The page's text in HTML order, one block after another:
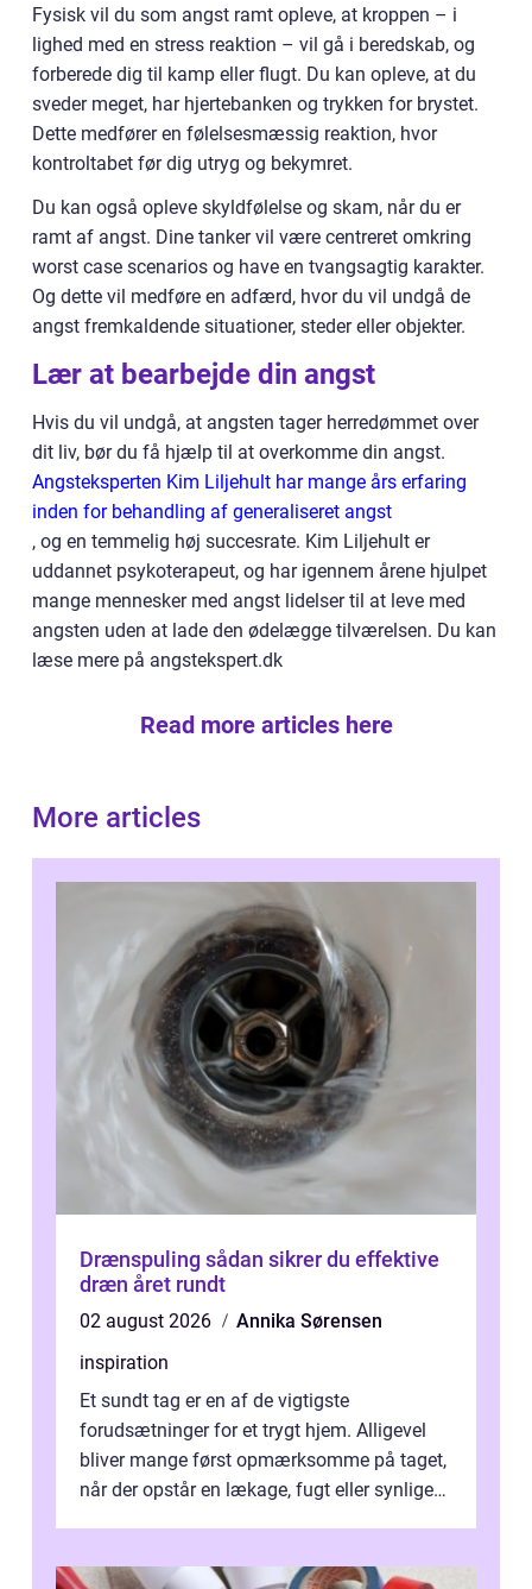
Fysisk vil du som angst ramt opleve, at kroppen – i
lighed med en stress reaktion – vil gå i beredskab, og
forberede dig til kamp eller flugt. Du kan opleve, at du
sveder meget, har hjertebanken og trykken for brystet.
Dette medfører en følelsesmæssig reaktion, hvor
kontroltabet før dig utryg og bekymret.
Du kan også opleve skyldfølelse og skam, når du er
ramt af angst. Dine tanker vil være centreret omkring
worst case scenarios og have en tvangsagtig karakter.
Og dette vil medføre en adfærd, hvor du vil undgå de
angst fremkaldende situationer, steder eller objekter.
Lær at bearbejde din angst
Hvis du vil undgå, at angsten tager herredømmet over
dit liv, bør du få hjælp til at overkomme din angst.
Angsteksperten Kim Liljehult har mange års erfaring
inden for behandling af generaliseret angst
, og en temmelig høj succesrate. Kim Liljehult er
uddannet psykoterapeut, og har igennem årene hjulpet
mange mennesker med angst lidelser til at leve med
angsten uden at lade den ødelægge tilværelsen. Du kan
læse mere på angstekspert.dk
Read more articles here
More articles
Drænspuling sådan sikrer du effektive
dræn året rundt
02 august 2026
Annika Sørensen
inspiration
Et sundt tag er en af de vigtigste
forudsætninger for et trygt hjem. Alligevel
bliver mange først opmærksomme på taget,
når der opstår en lækage, fugt eller synlige